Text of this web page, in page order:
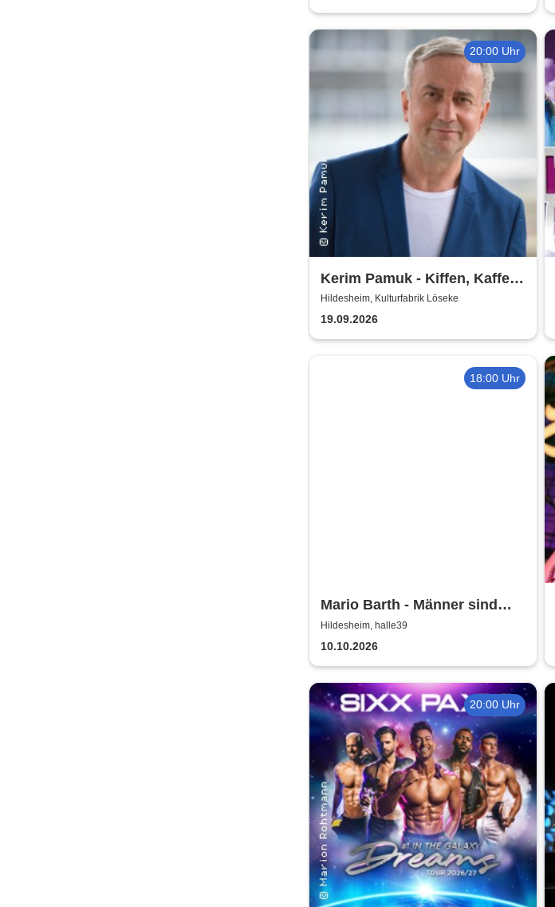
20:00 Uhr
Kerim Pamuk - Kiffen, Kaffee
& Kajal
Hildesheim, Kulturfabrik Löseke
19.09.2026
18:00 Uhr
Mario Barth - Männer sind
nichts ohne die Frauen
Hildesheim, halle39
10.10.2026
20:00 Uhr